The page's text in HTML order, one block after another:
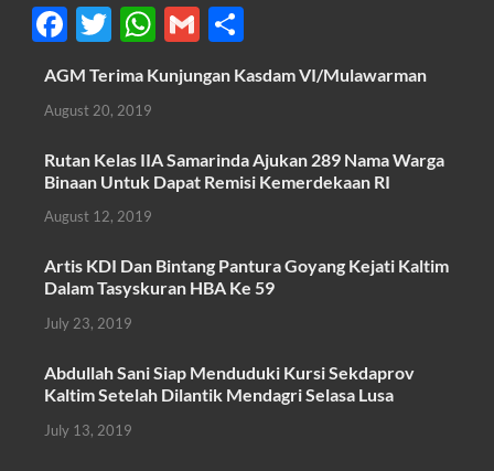
F
ac
e
b
o
o
k
T
w
itt
er
W
h
at
A
p
G
ail
h
ar
AGM Terima Kunjungan Kasdam VI/Mulawarman
August 20, 2019
Rutan Kelas IIA Samarinda Ajukan 289 Nama Warga
Binaan Untuk Dapat Remisi Kemerdekaan RI
August 12, 2019
Artis KDI Dan Bintang Pantura Goyang Kejati Kaltim
Dalam Tasyskuran HBA Ke 59
July 23, 2019
Abdullah Sani Siap Menduduki Kursi Sekdaprov
Kaltim Setelah Dilantik Mendagri Selasa Lusa
July 13, 2019